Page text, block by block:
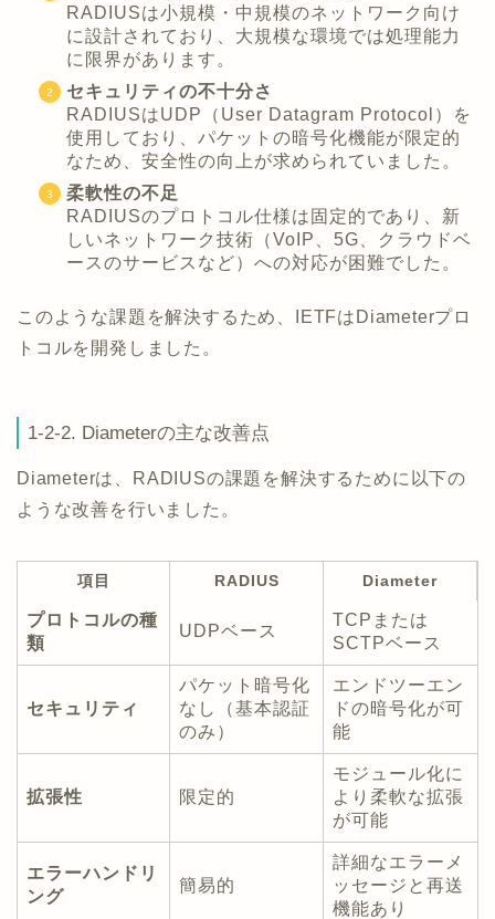
RADIUSは小規模・中規模のネットワーク向け
に設計されており、大規模な環境では処理能力
に限界があります。
セキュリティの不十分さ
RADIUSはUDP（User Datagram Protocol）を
使用しており、パケットの暗号化機能が限定的
なため、安全性の向上が求められていました。
柔軟性の不足
RADIUSのプロトコル仕様は固定的であり、新
しいネットワーク技術（VoIP、5G、クラウドベ
ースのサービスなど）への対応が困難でした。
このような課題を解決するため、IETFはDiameterプロ
トコルを開発しました。
1-2-2. Diameterの主な改善点
Diameterは、RADIUSの課題を解決するために以下の
ような改善を行いました。
項目 RADIUS Diameter
プロトコルの種
類
UDPベース
TCPまたは
SCTPベース
セキュリティ
パケット暗号化
なし（基本認証
のみ）
エンドツーエン
ドの暗号化が可
能
拡張性 限定的
モジュール化に
より柔軟な拡張
が可能
エラーハンドリ
ング
簡易的
詳細なエラーメ
ッセージと再送
機能あり